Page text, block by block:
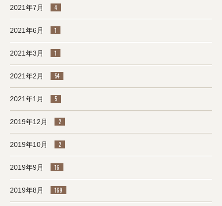
2021年7月 4
2021年6月 1
2021年3月 1
2021年2月 54
2021年1月 5
2019年12月 2
2019年10月 2
2019年9月 16
2019年8月 169